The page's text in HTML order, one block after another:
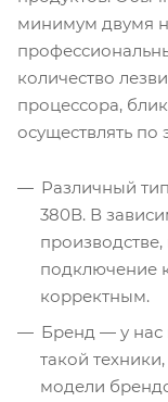
минимум двумя
количество
процессора,
осуществлять
Различный
380В. В
подключение
корректным.
Бренд — у нас
такой
модели